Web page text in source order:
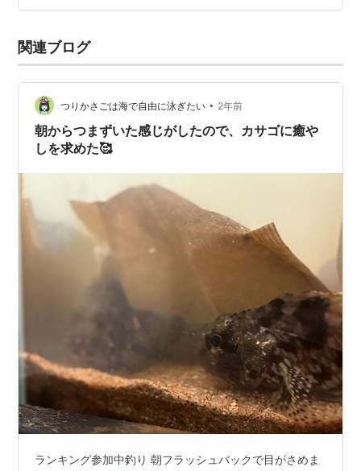
ものがあるかなー。 と期待を込めて港に入ると、 え？
は↓ こんな風にたくさんお店があって、たくさんのお客
さんがいたのに！ しばら…
関連ブログ
つりかさごは海で自由に泳ぎたい • 2年前
朝からつまずいた感じがしたので、カサゴに癒や
しを求めた🥰
ランキング参加中釣り 朝フラッシュバックで目がさめま